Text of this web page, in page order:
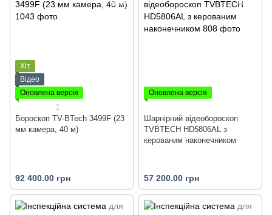
Хіт
Відео
Оновлена версія
1
Бороскоп TV-BTech 3499F (23
мм камера, 40 м)
92 400.00 грн
Оновлена версія
Шарнірний відеобороскоп
TVBTECH HD5806AL з
керованим наконечником
57 200.00 грн